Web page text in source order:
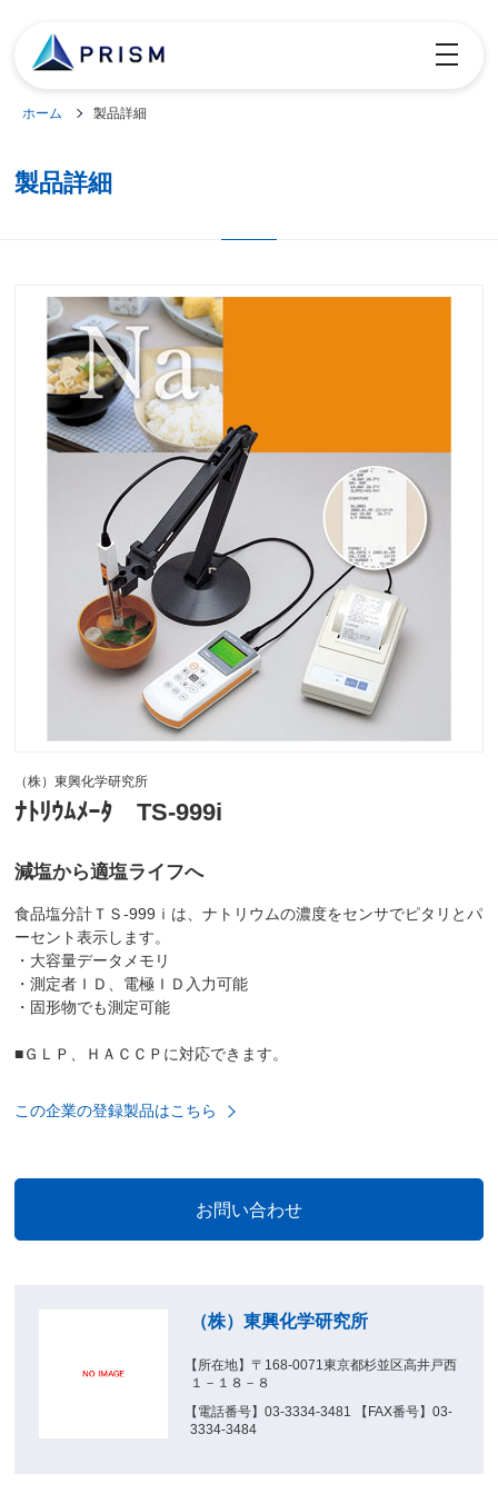
toggle
ホーム 製品詳細
製品詳細
（株）東興化学研究所
ﾅﾄﾘｳﾑﾒｰﾀ TS-999i
減塩から適塩ライフへ
食品塩分計ＴＳ-999ｉは、ナトリウムの濃度をセンサでピタリとパ
ーセント表示します。
・大容量データメモリ
・測定者ＩＤ、電極ＩＤ入力可能
・固形物でも測定可能
■ＧＬＰ、ＨＡＣＣＰに対応できます。
この企業の登録製品はこちら
（株）東興化学研究所
【所在地】〒168-0071東京都杉並区高井戸西
１－１８－８
【電話番号】03-3334-3481 【FAX番号】03-
3334-3484